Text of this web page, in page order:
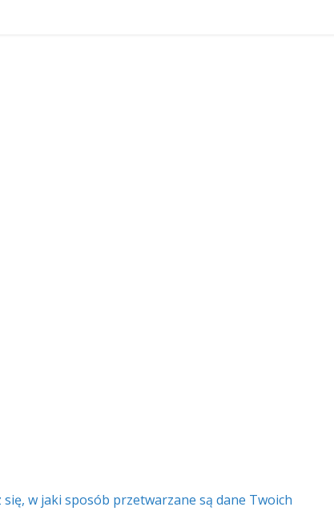
się, w jaki sposób przetwarzane są dane Twoich